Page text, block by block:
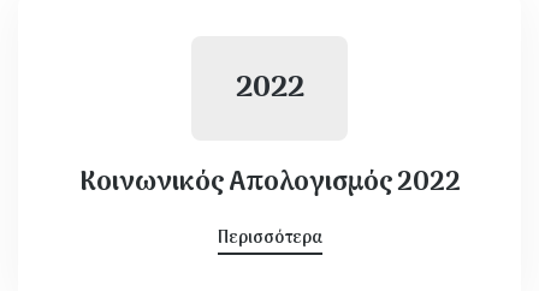
2022
Κοινωνικός Απολογισμός 2022
Περισσότερα